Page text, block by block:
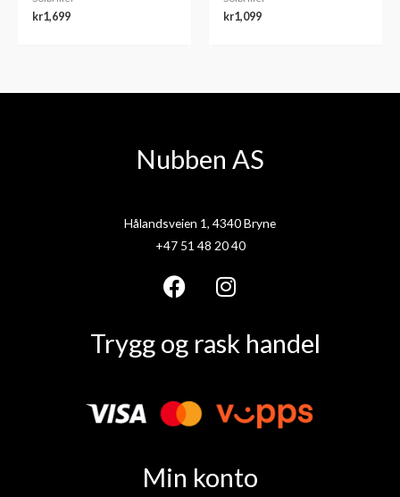
kr1,699 kr1,099
Nubben AS
Hålandsveien 1, 4340 Bryne
+47 51 48 20 40
F
c
b
o
I
n
s
g
m
Trygg og rask handel
Min konto